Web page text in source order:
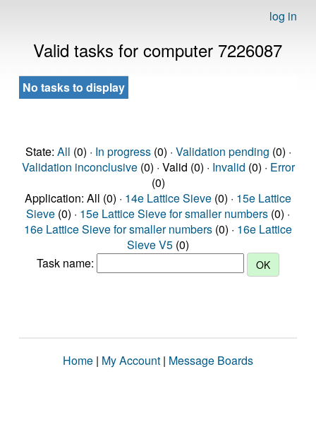
log in
Valid tasks for computer 7226087
No tasks to display
State: All (0) · In progress(0) · Validation pending (0) ·
Validation inconclusive(0) · Valid (0) · Invalid (0) · Error
(0)
Application: All (0) · 14e Lattice Sieve (0) · 15e Lattice
Sieve (0) · 15e Lattice Sieve for smaller numbers (0) ·
16e Lattice Sieve for smaller numbers (0) · 16e Lattice
Sieve V5 (0)
Task name:
Home | My Account | Message Boards